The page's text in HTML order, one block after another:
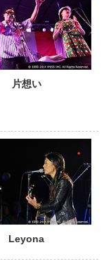
片想い
Leyona